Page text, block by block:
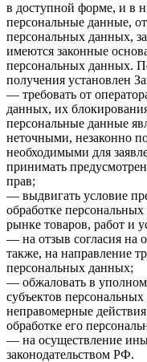
в доступной форме, и в
персональные данные,
персональных данных,
имеются законные
персональных данных.
получения установлен
— требовать от
данных, их
персональные данные
неточными, незаконно
необходимыми для
принимать
прав;
— выдвигать условие
обработке
рынке товаров, работ и
— на отзыв согласия на
также, на направление
персональных данных;
— обжаловать в
субъектов
неправомерные
обработке его
— на осуществление
законодательством РФ.